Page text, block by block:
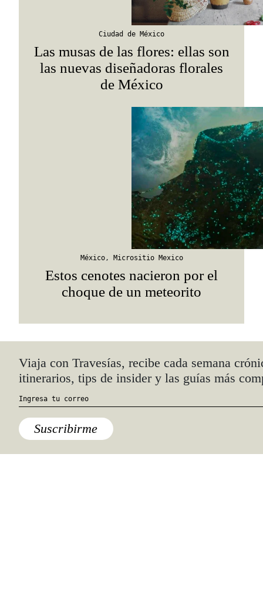
Ciudad de México
Las musas de las flores: ellas son
las nuevas diseñadoras florales
de México
México, Micrositio Mexico
Estos cenotes nacieron por el
choque de un meteorito
Quiénes somos
Anúnciate con nosotros
hola@travesiasmedia.com